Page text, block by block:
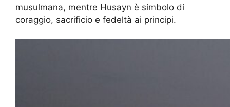
musulmana, mentre Husayn è simbolo di
coraggio, sacrificio e fedeltà ai principi.